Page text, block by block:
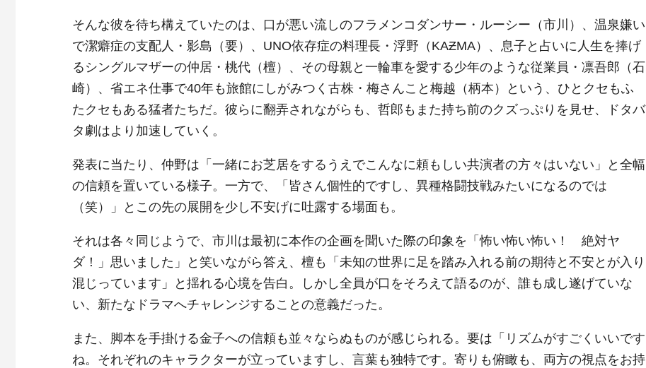
そんな彼を待ち構えていたのは、口が悪い流しのフラメンコダンサー・ルーシー（市川）、温泉嫌い
で潔癖症の支配人・影島（要）、UNO依存症の料理長・浮野（KAƵMA）、息子と占いに人生を捧げ
るシングルマザーの仲居・桃代（檀）、その母親と一輪車を愛する少年のような従業員・凛吾郎（石
崎）、省エネ仕事で40年も旅館にしがみつく古株・梅さんこと梅越（柄本）という、ひとクセもふ
たクセもある猛者たちだ。彼らに翻弄されながらも、哲郎もまた持ち前のクズっぷりを見せ、ドタバ
タ劇はより加速していく。
発表に当たり、仲野は「一緒にお芝居をするうえでこんなに頼もしい共演者の方々はいない」と全幅
の信頼を置いている様子。一方で、「皆さん個性的ですし、異種格闘技戦みたいになるのでは
（笑）」とこの先の展開を少し不安げに吐露する場面も。
それは各々同じようで、市川は最初に本作の企画を聞いた際の印象を「怖い怖い怖い！ 絶対ヤ
ダ！」思いました」と笑いながら答え、檀も「未知の世界に足を踏み入れる前の期待と不安とが入り
混じっています」と揺れる心境を告白。しかし全員が口をそろえて語るのが、誰も成し遂げていな
い、新たなドラマへチャレンジすることの意義だった。
また、脚本を手掛ける金子への信頼も並々ならぬものが感じられる。要は「リズムがすごくいいです
ね。それぞれのキャラクターが立っていますし、言葉も独特です。寄りも俯瞰も、両方の視点をお持